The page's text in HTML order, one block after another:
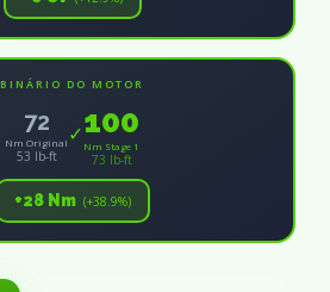
BINÁRIO DO MOTOR
72
Nm Original
53 lb-ft
✓100
Nm Stage 1
73 lb-ft
+28 Nm (+38.9%)